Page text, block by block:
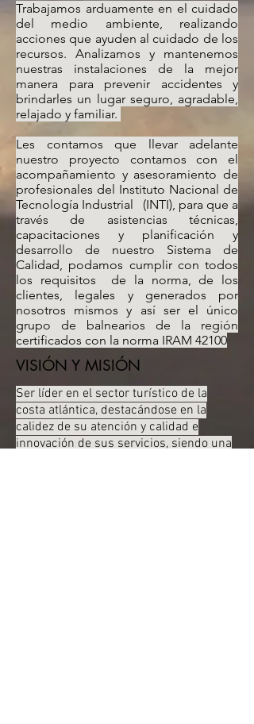
Trabajamos arduamente en el cuidado
del medio ambiente, realizando
acciones que ayuden al cuidado de los
recursos. Analizamos y mantenemos
nuestras instalaciones de la mejor
manera para prevenir accidentes y
brindarles un lugar seguro, agradable,
relajado y familiar.
Les contamos que llevar adelante
nuestro proyecto contamos con el
acompañamiento y asesoramiento de
profesionales del Instituto Nacional de
Tecnología Industrial (INTI), para que a
través de asistencias técnicas,
capacitaciones y planificación y
desarrollo de nuestro Sistema de
Calidad, podamos cumplir con todos
los requisitos de la norma, de los
clientes, legales y generados por
nosotros mismos y así ser el único
grupo de balnearios de la región
certificados con la norma IRAM 42100
VISIÓN Y MISIÓN
Ser líder en el sector turístico de la
costa atlántica, destacándose en la
calidez de su atención y calidad e
innovación de sus servicios, siendo una